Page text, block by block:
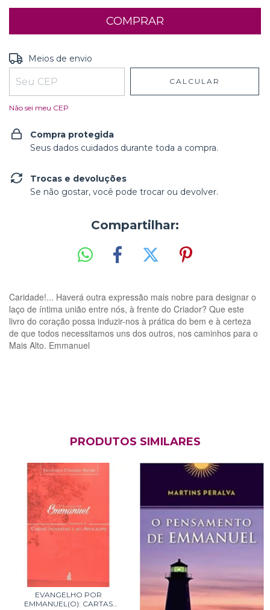
Entregas para o CEP:
Meios de envio
CALCULAR
Não sei meu CEP
Compra protegida
Seus dados cuidados durante toda a compra.
Trocas e devoluções
Se não gostar, você pode trocar ou devolver.
Compartilhar:
Caridade!... Haverá outra expressão mais nobre para designar o
laço de íntima união entre nós, à frente do Criador? Que este
livro do coração possa induzir-nos à prática do bem e à certeza
de que todos necessitamos uns dos outros, nos caminhos para o
Mais Alto. Emmanuel
PRODUTOS SIMILARES
EVANGELHO POR
EMMANUEL(O): CARTAS